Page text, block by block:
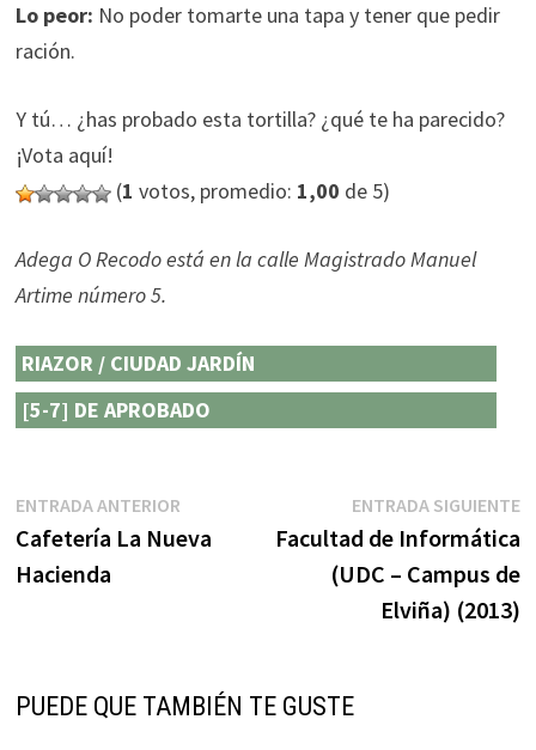
Lo peor: No poder tomarte una tapa y tener que pedir
ración.
Y tú… ¿has probado esta tortilla? ¿qué te ha parecido?
¡Vota aquí!
(1 votos, promedio: 1,00 de 5)
Adega O Recodo está en la calle Magistrado Manuel
Artime número 5.
RIAZOR / CIUDAD JARDÍN
[5-7] DE APROBADO
Navegación
de
ENTRADA ANTERIOREntrada
anterior:
Cafetería La Nueva
Hacienda
ENTRADA SIGUIENTE
Facultad de Informática
(UDC – Campus de
Elviña) (2013)
PUEDE QUE TAMBIÉN TE GUSTE